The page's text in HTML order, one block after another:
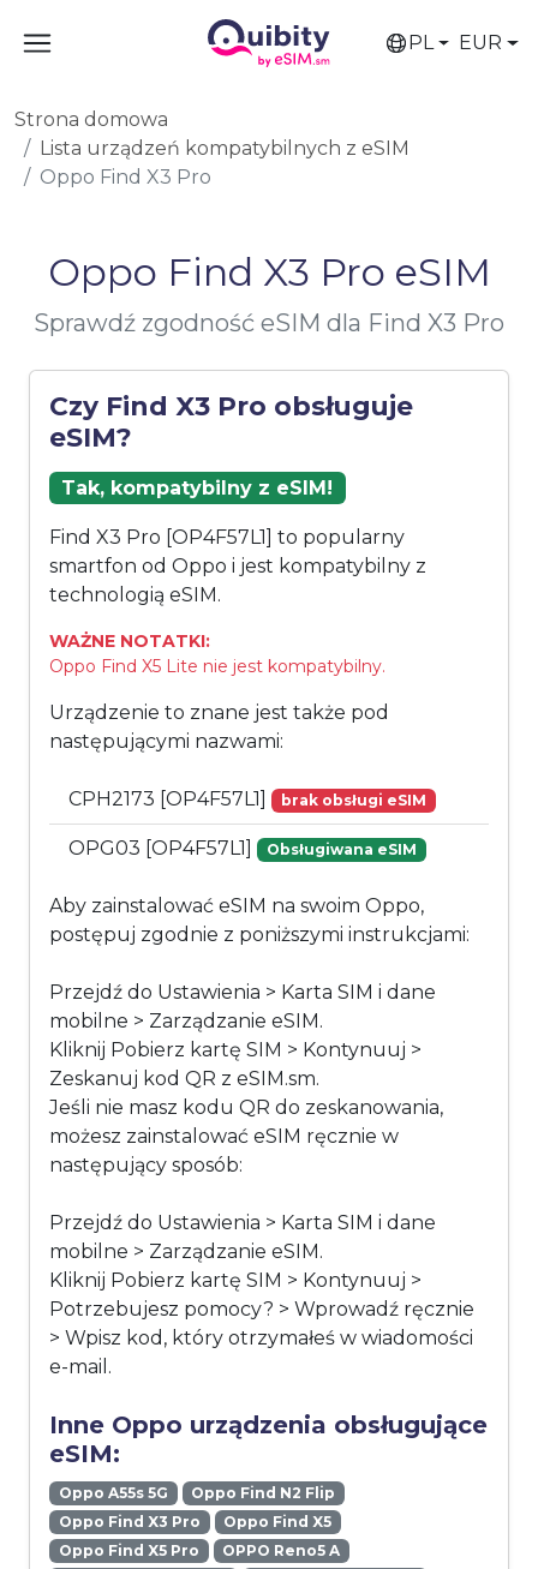
PL EUR
Strona domowa
Lista urządzeń kompatybilnych z eSIM
Oppo Find X3 Pro
Oppo Find X3 Pro eSIM
Sprawdź zgodność eSIM dla Find X3 Pro
Czy Find X3 Pro obsługuje
eSIM?
Tak, kompatybilny z eSIM!
Find X3 Pro [OP4F57L1] to popularny
smartfon od Oppo i jest kompatybilny z
technologią eSIM.
WAŻNE NOTATKI:
Oppo Find X5 Lite nie jest kompatybilny.
Urządzenie to znane jest także pod
następującymi nazwami:
CPH2173 [OP4F57L1] brak obsługi eSIM
OPG03 [OP4F57L1] Obsługiwana eSIM
Aby zainstalować eSIM na swoim Oppo,
postępuj zgodnie z poniższymi instrukcjami:
Przejdź do Ustawienia > Karta SIM i dane
mobilne > Zarządzanie eSIM.
Kliknij Pobierz kartę SIM > Kontynuuj >
Zeskanuj kod QR z eSIM.sm.
Jeśli nie masz kodu QR do zeskanowania,
możesz zainstalować eSIM ręcznie w
następujący sposób:
Przejdź do Ustawienia > Karta SIM i dane
mobilne > Zarządzanie eSIM.
Kliknij Pobierz kartę SIM > Kontynuuj >
Potrzebujesz pomocy? > Wprowadź ręcznie
> Wpisz kod, który otrzymałeś w wiadomości
e-mail.
Inne Oppo urządzenia obsługujące
eSIM:
Oppo A55s 5G
Oppo Find N2 Flip
Oppo Find X3 Pro
Oppo Find X5
Oppo Find X5 Pro
OPPO Reno5 A